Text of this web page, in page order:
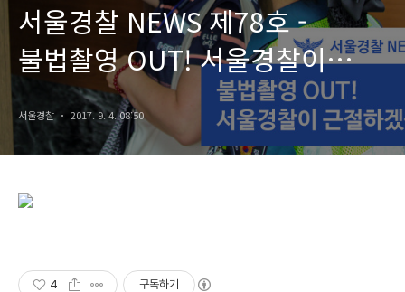
서울경찰 NEWS 제78호 -
불법촬영 OUT! 서울경찰이
근절하겠습니다!
서울경찰 2017. 9. 4. 08:50
4 구독하기